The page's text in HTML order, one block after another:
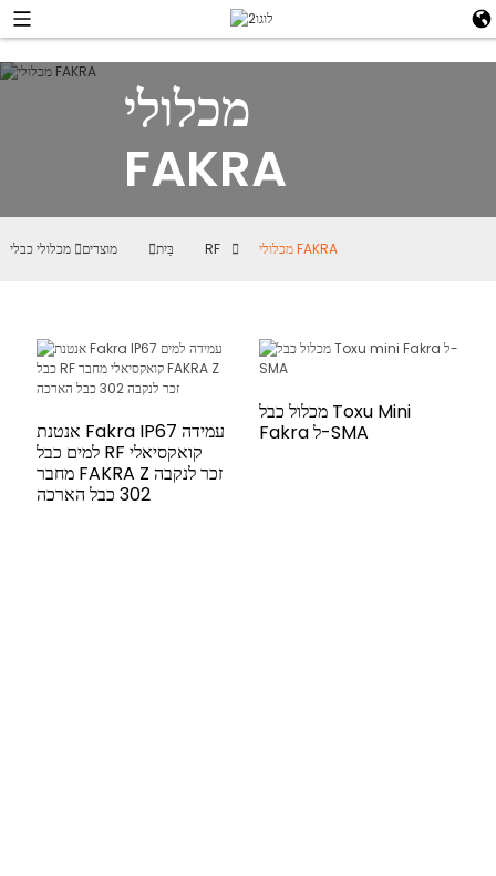
מכלולי
FAKRA
בַּיִת מוצרים מכלולי כבלי RF מכלולי FAKRA
אנטנת Fakra IP67 עמידה
למים כבל RF קואקסיאלי
מחבר FAKRA Z זכר לנקבה
302 כבל הארכה
מכלול כבל Toxu Mini
Fakra ל-SMA